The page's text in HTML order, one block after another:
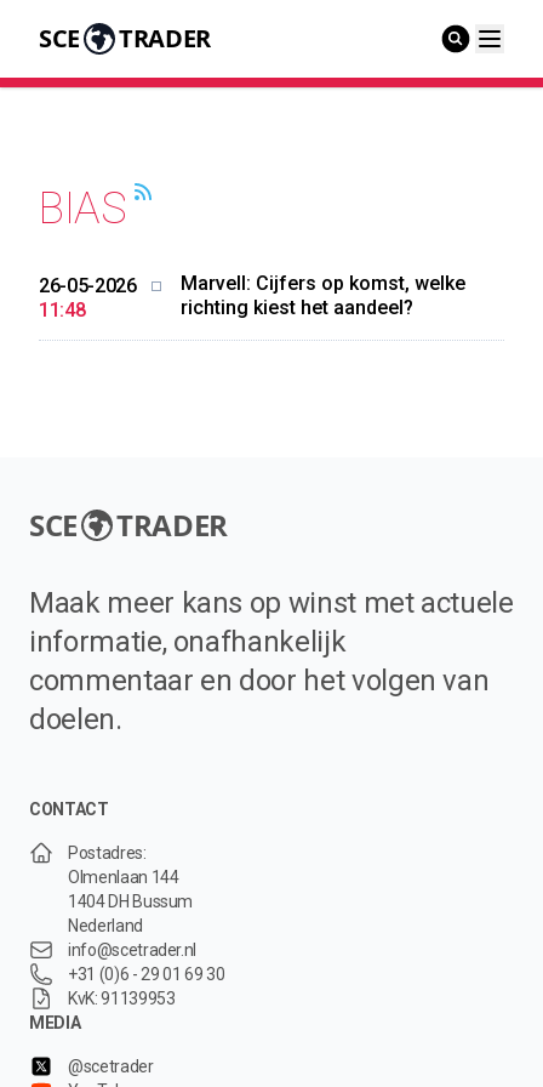
SCE TRADER
BIAS
26-05-2026
11:48
Marvell: Cijfers op komst, welke
richting kiest het aandeel?
SCE TRADER
Maak meer kans op winst met actuele
informatie, onafhankelijk
commentaar en door het volgen van
doelen.
CONTACT
Postadres:
Olmenlaan 144
1404 DH Bussum
Nederland
info@scetrader.nl
+31 (0)6 - 29 01 69 30
KvK: 91139953
MEDIA
@scetrader